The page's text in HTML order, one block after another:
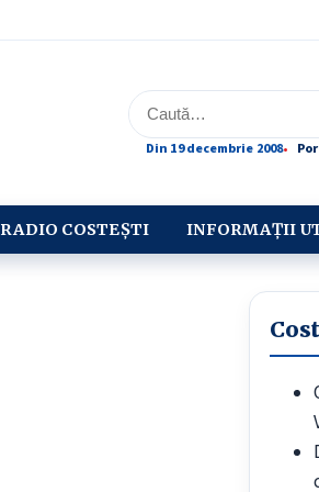
Caută
Din 19 decembrie 2008
RADIO COSTEȘTI INFORMAȚII